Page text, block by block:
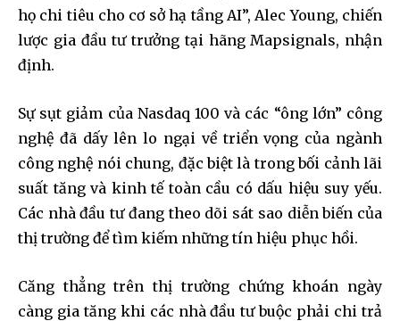
họ chi tiêu cho cơ sở hạ tầng AI”, Alec Young, chiến
lược gia đầu tư trưởng tại hãng Mapsignals, nhận
định.
Sự sụt giảm của Nasdaq 100 và các “ông lớn” công
nghệ đã dấy lên lo ngại về triển vọng của ngành
công nghệ nói chung, đặc biệt là trong bối cảnh lãi
suất tăng và kinh tế toàn cầu có dấu hiệu suy yếu.
Các nhà đầu tư đang theo dõi sát sao diễn biến của
thị trường để tìm kiếm những tín hiệu phục hồi.
Căng thẳng trên thị trường chứng khoán ngày
càng gia tăng khi các nhà đầu tư buộc phải chi trả